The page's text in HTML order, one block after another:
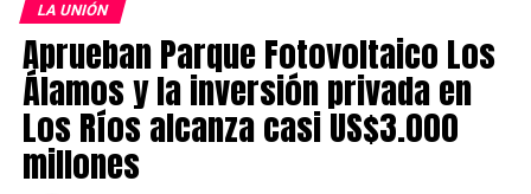
cautelar de prisión preventiva para dos de los acusados,
petición que fue acogida por el tribunal al estimar que
su libertad representa un riesgo para la seguridad
pública. En tanto, se fijó un plazo de 100 días para el
desarrollo de la investigación.
Post Views:
LA UNIÓN
Aprueban Parque Fotovoltaico Los
Álamos y la inversión privada en
Los Ríos alcanza casi US$3.000
millones